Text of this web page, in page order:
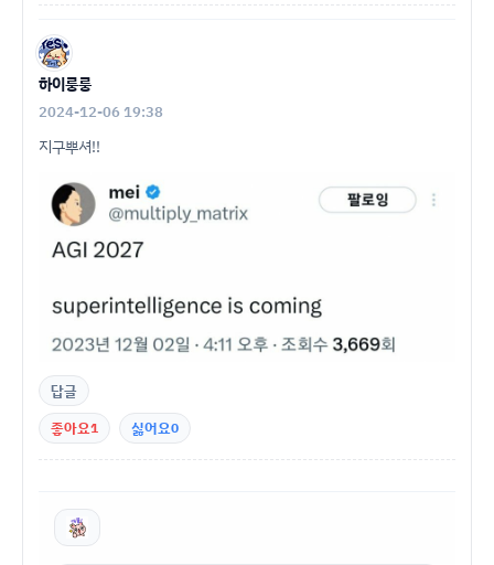
하이룽룽
2024-12-06 19:38
지구뿌셔!!
답글
좋아요1 싫어요0